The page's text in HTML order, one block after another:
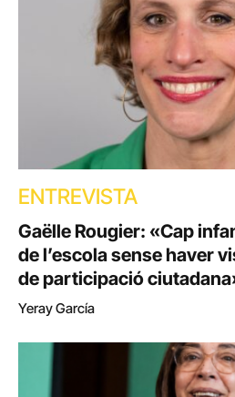
ENTREVISTA
Gaëlle Rougier: «Cap
de l’escola sense haver
de participació
Yeray García